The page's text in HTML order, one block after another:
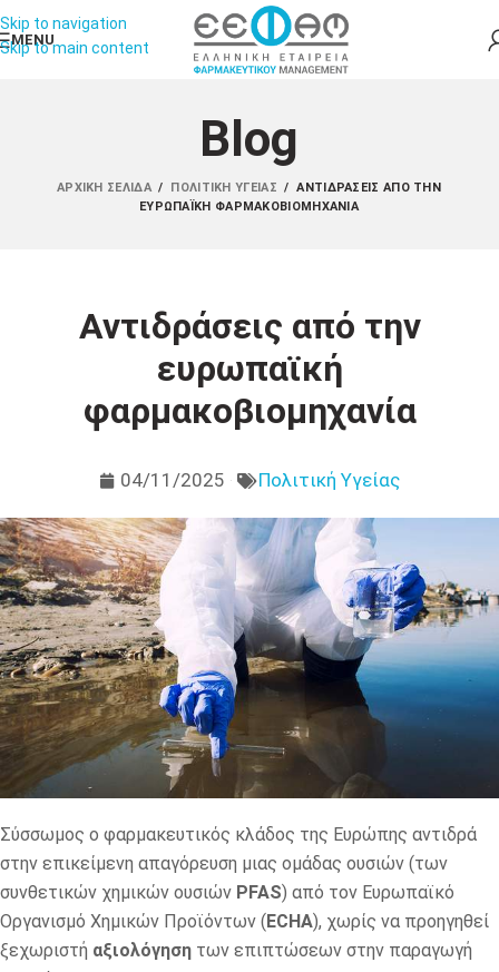
Skip to navigation
Skip to main content
MENU
Blog
ΑΡΧΙΚΉ ΣΕΛΊΔΑ / ΠΟΛΙΤΙΚΉ ΥΓΕΊΑΣ / ΑΝΤΙΔΡΆΣΕΙΣ ΑΠΌ ΤΗΝ
ΕΥΡΩΠΑΪΚΉ ΦΑΡΜΑΚΟΒΙΟΜΗΧΑΝΊΑ
Αντιδράσεις από την
ευρωπαϊκή
φαρμακοβιομηχανία
04/11/2025 Πολιτική Υγείας
Σύσσωμος ο φαρμακευτικός κλάδος της Ευρώπης αντιδρά
στην επικείμενη απαγόρευση μιας ομάδας ουσιών (των
συνθετικών χημικών ουσιών PFAS) από τον Ευρωπαϊκό
Οργανισμό Χημικών Προϊόντων ( ECHA), χωρίς να προηγηθεί
ξεχωριστή αξιολόγηση των επιπτώσεων στην παραγωγή